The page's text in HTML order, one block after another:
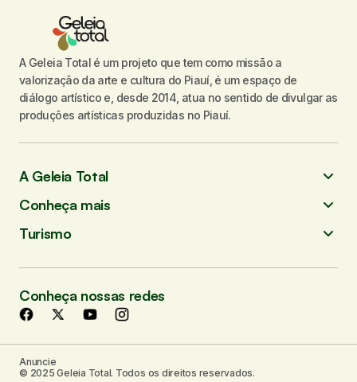
A Geleia Total é um projeto que tem como missão a
valorização da arte e cultura do Piauí, é um espaço de
diálogo artístico e, desde 2014, atua no sentido de divulgar as
produções artísticas produzidas no Piauí.
A Geleia Total
Conheça mais
Turismo
Conheça nossas redes
Anuncie
© 2025 Geleia Total. Todos os direitos reservados.